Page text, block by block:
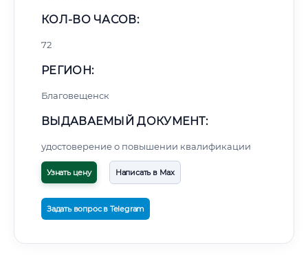
КОЛ-ВО ЧАСОВ:
72
РЕГИОН:
Благовещенск
ВЫДАВАЕМЫЙ ДОКУМЕНТ:
удостоверение о повышении квалификации
Узнать цену Написать в Max
Задать вопрос в Telegram